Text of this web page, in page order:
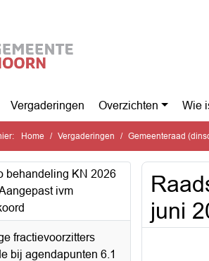
Vergaderingen Overzichten Wie
Home Vergaderingen Gemeenteraad
behandeling KN 2026
ivm
fractievoorzitters
bij agendapunten 6.1
juni